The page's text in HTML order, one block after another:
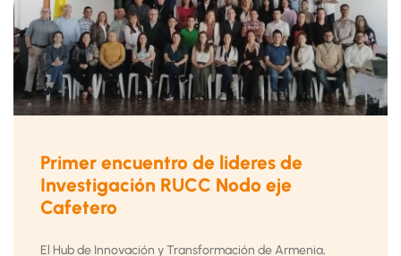
Primer encuentro de lideres de
Investigación RUCC Nodo eje
Cafetero
El Hub de Innovación y Transformación de Armenia,